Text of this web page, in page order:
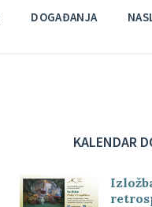
DOGAĐANJA
KALENDAR